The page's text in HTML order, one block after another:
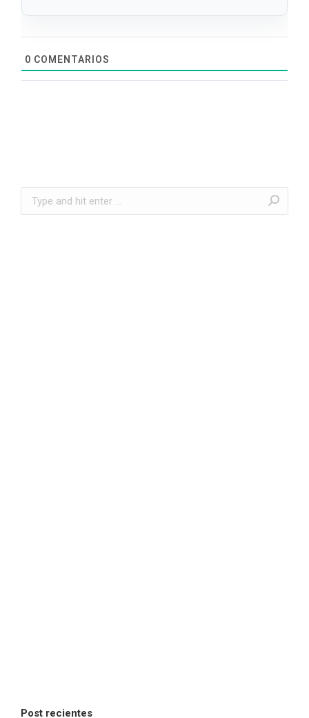
0 COMENTARIOS
Search:
Post recientes